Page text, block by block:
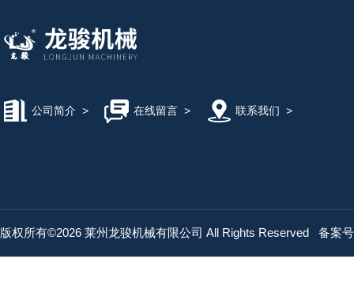
公司简介 > 在线留言> 联系我们 >
版权所有©2026 莱州龙骏机械有限公司 All Rights Reserved 备案